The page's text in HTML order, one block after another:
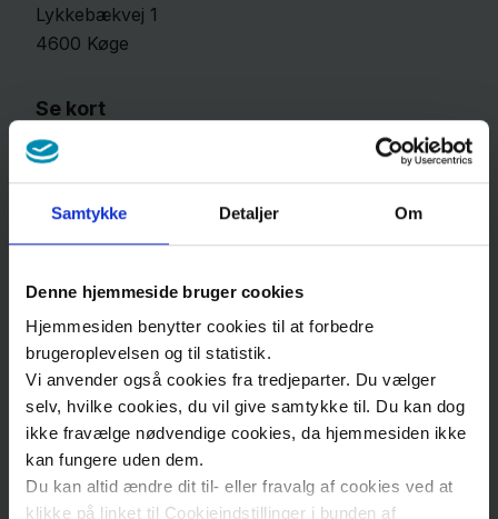
Samtykke Detaljer Om
Denne hjemmeside bruger cookies
Hjemmesiden benytter cookies til at forbedre
brugeroplevelsen og til statistik.
Vi anvender også cookies fra tredjeparter. Du vælger
selv, hvilke cookies, du vil give samtykke til. Du kan dog
ikke fravælge nødvendige cookies, da hjemmesiden ikke
kan fungere uden dem.
Du kan altid ændre dit til- eller fravalg af cookies ved at
klikke på linket til Cookieindstillinger i bunden af
Om
Kontakt
Lykkebækvej 1
4600 Køge
Se kort
Kort over Sjællands Universitetshospital, Køge
Åbningstider
Fredag kl. 9-14
Ring til os
Mandag-torsdag kl. 9-15
Fredag kl. 9-14